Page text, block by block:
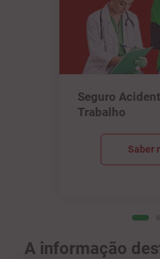
Seguro
Trabalho
Saber
A informação